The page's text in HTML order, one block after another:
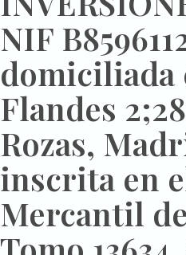
NIF
domiciliada
Flandes
Rozas,
inscrita en
Mercantil